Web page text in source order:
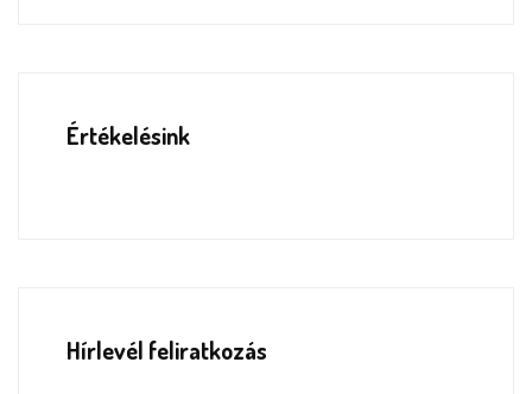
Értékelésink
Hírlevél feliratkozás